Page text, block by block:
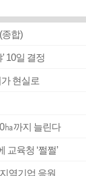
합)
10일 결정
현실로
㏊까지 늘린다
육청 ‘쩔쩔’
역기업 응원